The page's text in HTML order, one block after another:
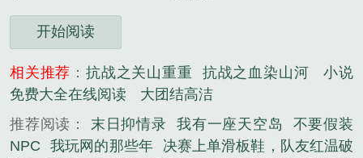
开始阅读
相关推荐 ：抗战之关山重重 抗战之血染山河
小说
免费大全在线阅读
大团结高洁
推荐阅读： 末日抑情录 我有一座天空岛
不要假装
NPC
我玩网的那些年
决赛上单滑板鞋，队友红温破